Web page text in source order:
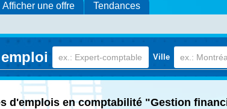
Afficher une offre Tendances
Ville
d'emplois en comptabilité "Gestion